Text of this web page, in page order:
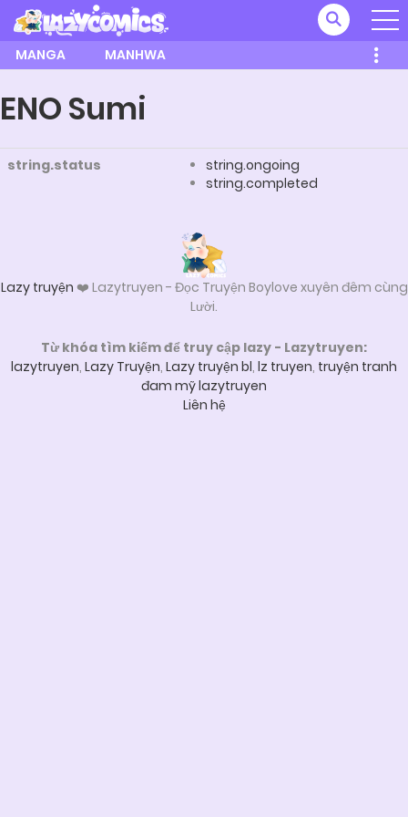
MANGA MANHWA
ENO Sumi
string.status
string.ongoing
string.completed
Lazy truyện ❤️ Lazytruyen - Đọc Truyện Boylove xuyên đêm cùng
Lười.
Từ khóa tìm kiếm để truy cập lazy - Lazytruyen:
lazytruyen, Lazy Truyện, Lazy truyện bl, lz truyen, truyện tranh
đam mỹ lazytruyen
Liên hệ